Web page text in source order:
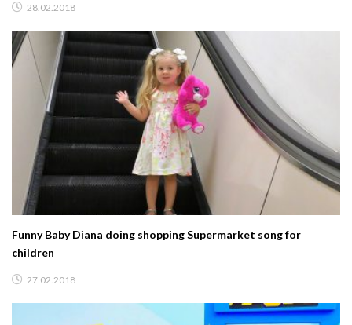
28.02.2018
Funny Baby Diana doing shopping Supermarket song for
children
27.02.2018